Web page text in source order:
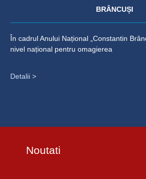
BRÂNCUȘI
În cadrul Anului Național „Constantin
nivel național pentru omagierea
Detalii >
Noutati